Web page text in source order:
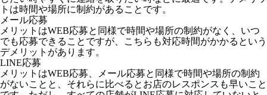
トは時間や場所に制約があることです。
メール応募
メリットはWEB応募と同様で時間や場所の制約がなく、いつ
でも応募できることですが、こちらも対応時間がかかるという
デメリットがあります。
LINE応募
メリットはWEB応募、メール応募と同様で時間や場所の制約
がないことと、それらに比べるとお店のレスポンスも早いこと